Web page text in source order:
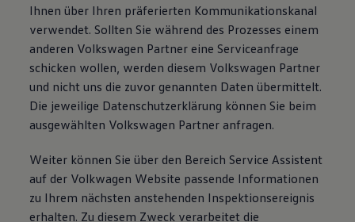
Ihnen über Ihren präferierten Kommunikationskanal
verwendet. Sollten Sie während des Prozesses einem
anderen Volkswagen Partner eine Serviceanfrage
schicken wollen, werden diesem Volkswagen Partner
und nicht uns die zuvor genannten Daten übermittelt.
Die jeweilige Datenschutzerklärung können Sie beim
ausgewählten Volkswagen Partner anfragen.
Weiter können Sie über den Bereich Service Assistent
auf der Volkwagen Website passende Informationen
zu Ihrem nächsten anstehenden Inspektionsereignis
erhalten. Zu diesem Zweck verarbeitet die